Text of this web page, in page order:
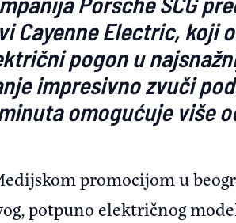
Cayenne Electric, koji
pogon u
impresivno zvuči
minuta omogućuje više
promocijom u
potpuno električnog